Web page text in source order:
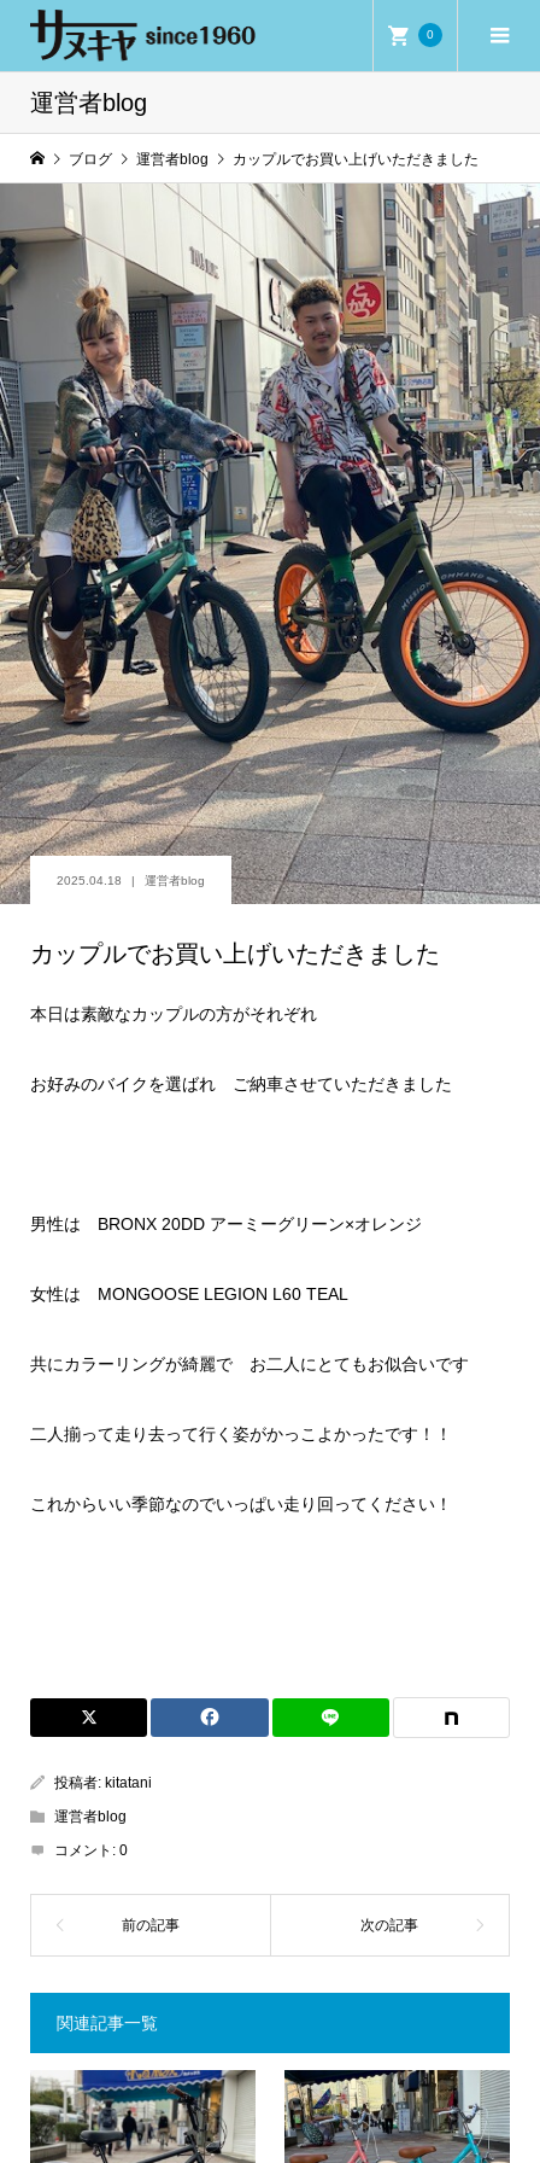
0
運営者blog
ブログ 運営者blog カップルでお買い上げいただきました
2025.04.18 運営者blog
カップルでお買い上げいただきました
本日は素敵なカップルの方がそれぞれ
お好みのバイクを選ばれ ご納車させていただきました
男性は BRONX 20DD アーミーグリーン×オレンジ
女性は MONGOOSE LEGION L60 TEAL
共にカラーリングが綺麗で お二人にとてもお似合いです
二人揃って走り去って行く姿がかっこよかったです！！
これからいい季節なのでいっぱい走り回ってください！
投稿者: kitatani
運営者blog
コメント: 0
関連記事一覧